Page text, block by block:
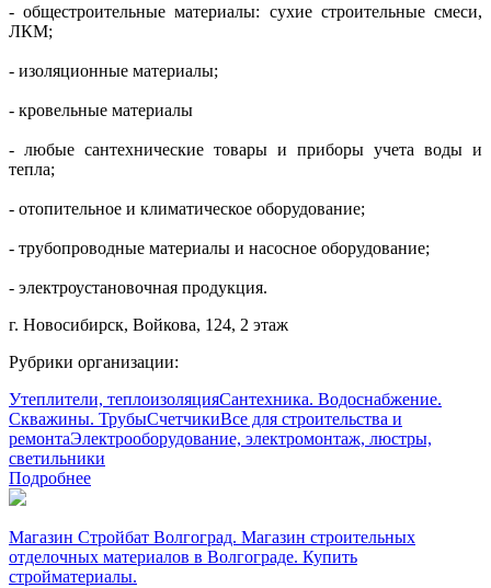
- общестроительные материалы: сухие строительные смеси,
ЛКМ;
- изоляционные материалы;
- кровельные материалы
- любые сантехнические товары и приборы учета воды и
тепла;
- отопительное и климатическое оборудование;
- трубопроводные материалы и насосное оборудование;
- электроустановочная продукция.
г. Новосибирск, Войкова, 124, 2 этаж
Рубрики организации:
Утеплители, теплоизоляцияСантехника. Водоснабжение.
Скважины. ТрубыСчетчикиВсе для строительства и
ремонтаЭлектрооборудование, электромонтаж, люстры,
светильники
Подробнее
Магазин Стройбат Волгоград. Магазин строительных
отделочных материалов в Волгограде. Купить
стройматериалы.